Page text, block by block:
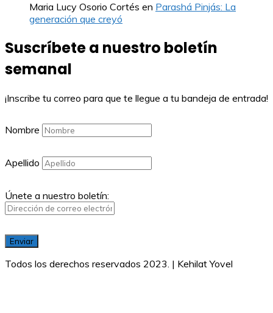
Maria Lucy Osorio Cortés en Parashá Pinjás: La
generación que creyó
Suscríbete a nuestro boletín
semanal
¡Inscribe tu correo para que te llegue a tu bandeja de entrada!
Nombre
Apellido
Únete a nuestro boletín:
Todos los derechos reservados 2023. | Kehilat Yovel